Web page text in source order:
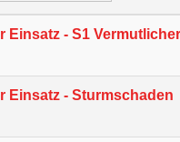
Einsatz - S1
Einsatz - Sturmschaden